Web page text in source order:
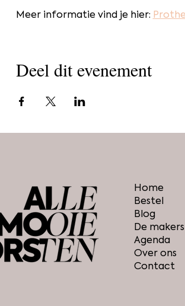
Meer informatie vind je hier:
Deel dit evenement
Home
Bestel
Blog
De makers
Agenda
Over ons
Contact